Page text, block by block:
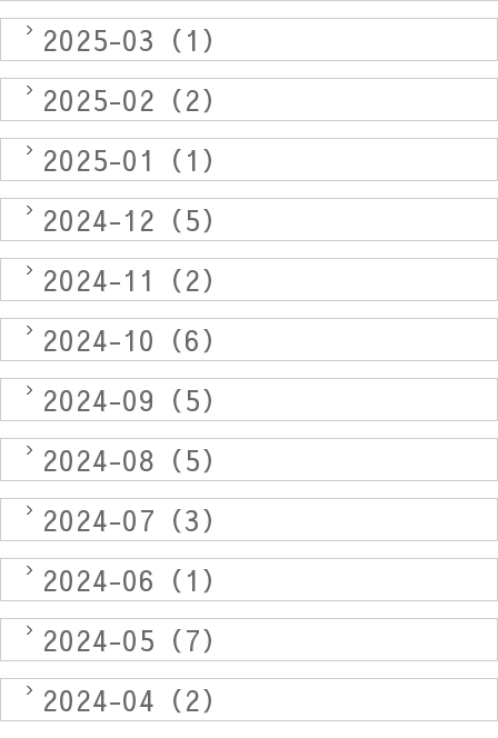
2025-03（1）
2025-02（2）
2025-01（1）
2024-12（5）
2024-11（2）
2024-10（6）
2024-09（5）
2024-08（5）
2024-07（3）
2024-06（1）
2024-05（7）
2024-04（2）